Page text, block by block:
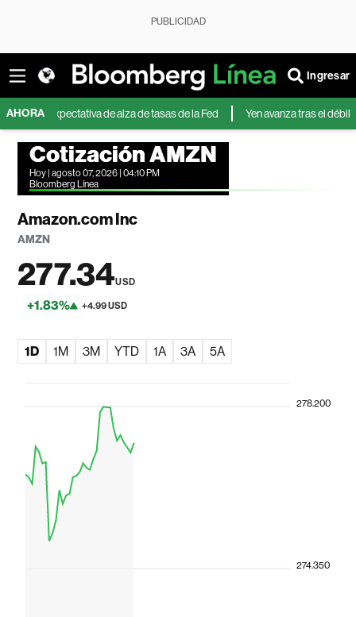
PUBLICIDAD
Ingresar
AHORA
expectativa de alza de tasas de la Fed Yen avanza tras el débil dato
Cotización AMZN
Hoy | agosto 07, 2026 | 04:10 PM
Bloomberg Línea
Amazon.com Inc
AMZN
277.34USD
+1.83% +4.99 USD
1D 1M 3M YTD 1A 3A 5A
274.350
278.200